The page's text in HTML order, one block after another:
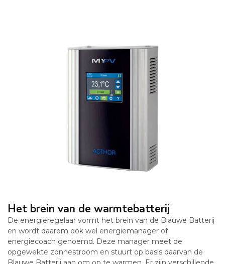
Het brein van de warmtebatterij
De energieregelaar vormt het brein van de Blauwe Batterij
en wordt daarom ook wel energiemanager of
energiecoach genoemd. Deze manager meet de
opgewekte zonnestroom en stuurt op basis daarvan de